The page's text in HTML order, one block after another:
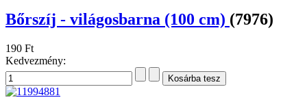
Bőrszíj - világosbarna (100 cm) (7976)
190 Ft
Kedvezmény: